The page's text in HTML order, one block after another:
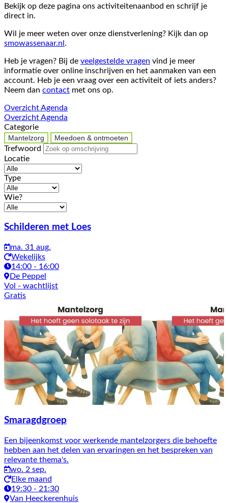
Bekijk op deze pagina ons activiteitenaanbod en schrijf je
direct in.
Wil je meer weten over onze dienstverlening? Kijk dan op
smowassenaar.nl .
Heb je vragen? Bij de veelgestelde vragen vind je meer
informatie over online inschrijven en het aanmaken van een
account. Heb je een vraag over een activiteit of iets anders?
Neem dan contact met ons op.
OverzichtAgenda
OverzichtAgenda
Categorie
Mantelzorg
Meedoen & ontmoeten
Trefwoord
Locatie
Type
Wie?
Activiteiten
Schilderen met Loes
ma. 31 aug.
Wekelijks
14:00 - 16:00
De Peppel
Vol - wachtlijst
Gratis
Smaragdgroep
Een bijeenkomst voor werkende mantelzorgers die behoefte
hebben aan het delen van ervaringen en het bespreken van
relevante thema's.
wo. 2 sep.
Elke maand
19:30 - 21:30
Van Heeckerenhuis